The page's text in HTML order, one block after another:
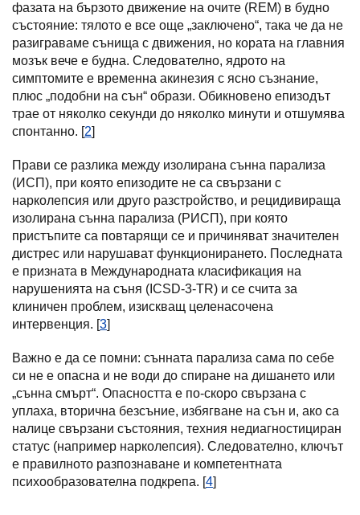
фазата на бързото движение на очите (REM) в будно
състояние: тялото е все още „заключено“, така че да не
разиграваме сънища с движения, но кората на главния
мозък вече е будна. Следователно, ядрото на
симптомите е временна акинезия с ясно съзнание,
плюс „подобни на сън“ образи. Обикновено епизодът
трае от няколко секунди до няколко минути и отшумява
спонтанно. [2]
Прави се разлика между изолирана сънна парализа
(ИСП), при която епизодите не са свързани с
нарколепсия или друго разстройство, и рецидивираща
изолирана сънна парализа (РИСП), при която
пристъпите са повтарящи се и причиняват значителен
дистрес или нарушават функционирането. Последната
е призната в Международната класификация на
нарушенията на съня (ICSD-3-TR) и се счита за
клиничен проблем, изискващ целенасочена
интервенция. [3]
Важно е да се помни: сънната парализа сама по себе
си не е опасна и не води до спиране на дишането или
„сънна смърт“. Опасността е по-скоро свързана с
уплаха, вторична безсъние, избягване на сън и, ако са
налице свързани състояния, техния недиагностициран
статус (например нарколепсия). Следователно, ключът
е правилното разпознаване и компетентната
психообразователна подкрепа. [4]